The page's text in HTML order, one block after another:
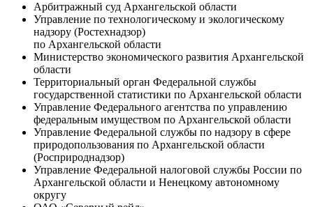
Арбитражный суд Архангельской области
Управление по технологическому и экологическому
надзору (Ростехнадзор)
по Архангельской области
Министерство экономического развития Архангельской
области
Территориальный орган Федеральной службы
государственной статистики по Архангельской области
Управление Федерального агентства по управлению
федеральным имуществом по Архангельской области
Управление Федеральной службы по надзору в сфере
природопользования по Архангельской области
(Росприроднадзор)
Управление Федеральной налоговой службы России по
Архангельской области и Ненецкому автономному
округу